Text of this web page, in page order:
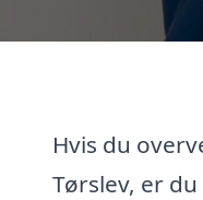
Hvis du
Tørslev, er